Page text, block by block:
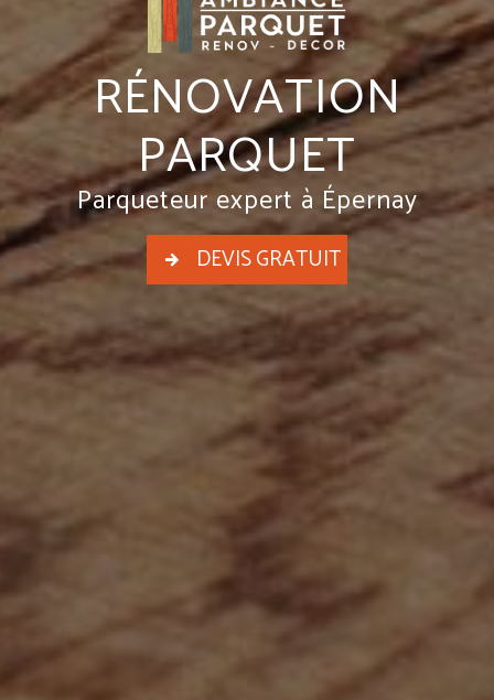
RÉNOVATION
PARQUET
Parqueteur expert à Épernay
DEVIS GRATUIT